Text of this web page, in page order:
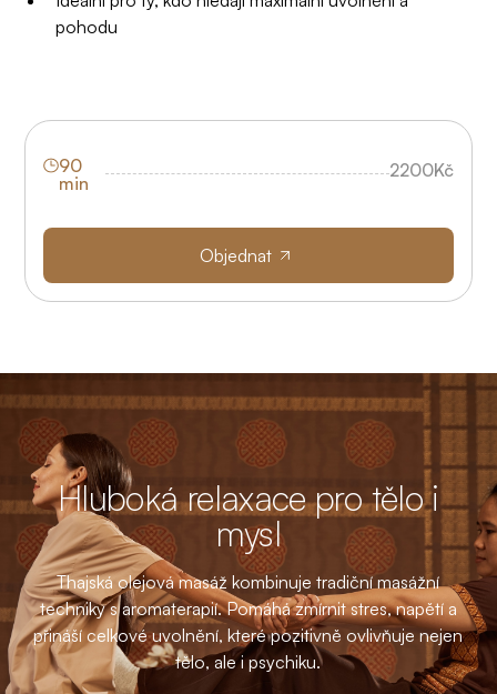
pohodu
90
min
2200Kč
Objednat
Hluboká relaxace pro tělo i
mysl
Thajská olejová masáž kombinuje tradiční masážní
techniky s aromaterapií. Pomáhá zmírnit stres, napětí a
přináší celkové uvolnění, které pozitivně ovlivňuje nejen
tělo, ale i psychiku.